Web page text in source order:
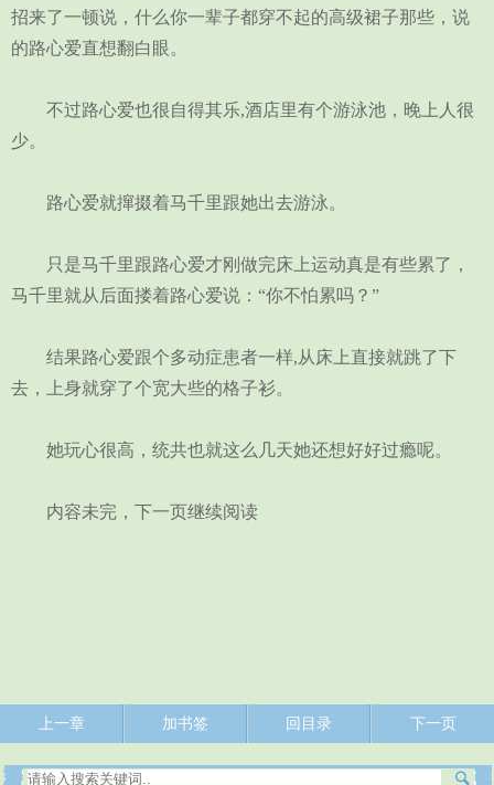
招来了一顿说，什么你一辈子都穿不起的高级裙子那些，说
的路心爱直想翻白眼。
不过路心爱也很自得其乐,酒店里有个游泳池，晚上人很
少。
路心爱就撺掇着马千里跟她出去游泳。
只是马千里跟路心爱才刚做完床上运动真是有些累了，
马千里就从后面搂着路心爱说：“你不怕累吗？”
结果路心爱跟个多动症患者一样,从床上直接就跳了下
去，上身就穿了个宽大些的格子衫。
她玩心很高，统共也就这么几天她还想好好过瘾呢。
内容未完，下一页继续阅读
上一章 加书签 回目录 下一页